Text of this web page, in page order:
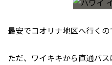
最安でコオリナ地区へ行くの
ただ、ワイキキから直通バ